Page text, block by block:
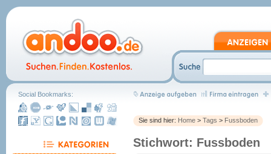
Sie sind hier: Home > Tags > Fussboden
Stichwort: Fussboden
Social Bookmarks: